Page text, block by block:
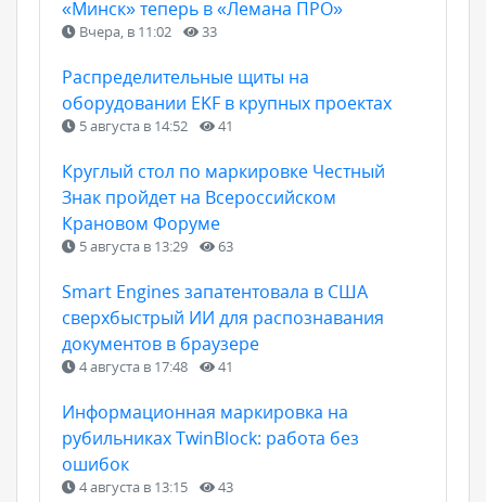
«Минск» теперь в «Лемана ПРО»
Вчера, в 11:02 33
Распределительные щиты на
оборудовании EKF в крупных проектах
5 августа в 14:52 41
Круглый стол по маркировке Честный
Знак пройдет на Всероссийском
Крановом Форуме
5 августа в 13:29 63
Smart Engines запатентовала в США
сверхбыстрый ИИ для распознавания
документов в браузере
4 августа в 17:48 41
Информационная маркировка на
рубильниках TwinBlock: работа без
ошибок
4 августа в 13:15 43